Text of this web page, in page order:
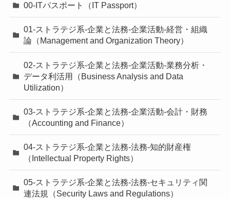
00-ITパスポート（IT Passport）
01-ストラテジ系-企業と法務-企業活動-経営・組織
論（Management and Organization Theory）
02-ストラテジ系-企業と法務-企業活動-業務分析・
データ利活用（Business Analysis and Data
Utilization）
03-ストラテジ系-企業と法務-企業活動-会計・財務
（Accounting and Finance）
04-ストラテジ系-企業と法務-法務-知的財産権
（Intellectual Property Rights）
05-ストラテジ系-企業と法務-法務-セキュリティ関
連法規（Security Laws and Regulations）